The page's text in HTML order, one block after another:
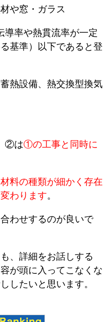
や窓・ガラス
率や熱貫流率が一定
基準）以下であると登
熱設備、熱交換型換気
②は①の工事と同時に
材料の種類が細かく存在
わります。
わせするのが良いで
、詳細をお話しする
が頭に入ってこなくな
したいと思います。